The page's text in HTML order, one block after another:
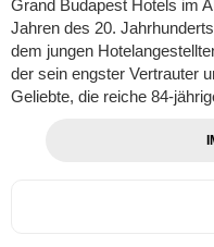
Grand Budapest Hotels im
Jahren des 20.
dem jungen
der sein engster Vertrauter
Geliebte, die reiche 84-